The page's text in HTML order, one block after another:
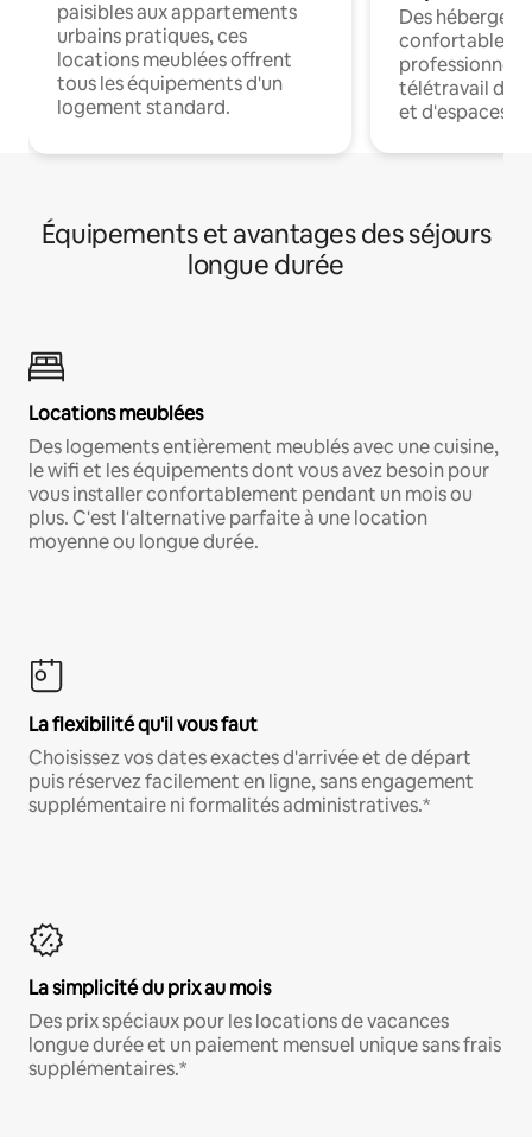
paisibles aux appartements
urbains pratiques, ces
locations meublées offrent
tous les équipements d'un
logement standard.
Des
confortables
professionnels
télétravail
et d'espaces
Équipements et avantages des séjours
longue durée
Locations meublées
Des logements entièrement meublés avec une cuisine,
le wifi et les équipements dont vous avez besoin pour
vous installer confortablement pendant un mois ou
plus. C'est l'alternative parfaite à une location
moyenne ou longue durée.
La flexibilité qu'il vous faut
Choisissez vos dates exactes d'arrivée et de départ
puis réservez facilement en ligne, sans engagement
supplémentaire ni formalités administratives.*
La simplicité du prix au mois
Des prix spéciaux pour les locations de vacances
longue durée et un paiement mensuel unique sans frais
supplémentaires.*